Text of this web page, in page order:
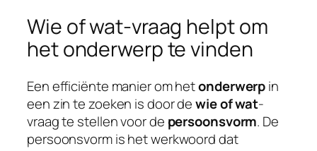
Wie of wat-vraag helpt om
het onderwerp te vinden
Een efficiënte manier om hetonderwerpin
een zin te zoeken is door dewie of wat-
vraag te stellen voor de persoonsvorm. De
persoonsvorm is het werkwoord dat